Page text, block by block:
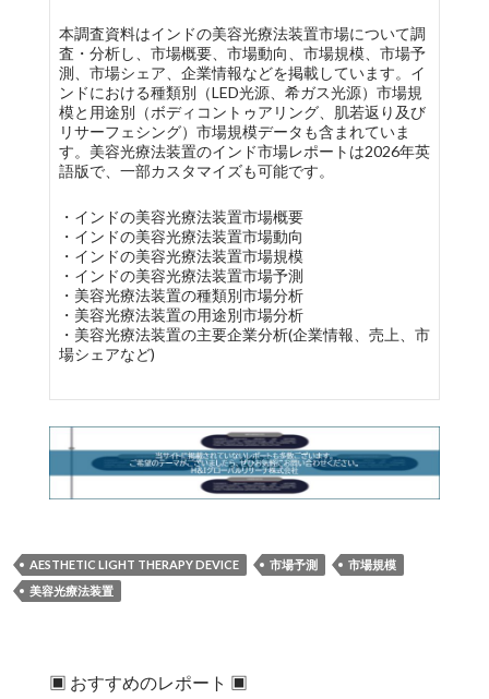
本調査資料はインドの美容光療法装置市場について調
査・分析し、市場概要、市場動向、市場規模、市場予
測、市場シェア、企業情報などを掲載しています。イ
ンドにおける種類別（LED光源、希ガス光源）市場規
模と用途別（ボディコントゥアリング、肌若返り及び
リサーフェシング）市場規模データも含まれていま
す。美容光療法装置のインド市場レポートは2026年英
語版で、一部カスタマイズも可能です。
・インドの美容光療法装置市場概要
・インドの美容光療法装置市場動向
・インドの美容光療法装置市場規模
・インドの美容光療法装置市場予測
・美容光療法装置の種類別市場分析
・美容光療法装置の用途別市場分析
・美容光療法装置の主要企業分析(企業情報、売上、市
場シェアなど)
AESTHETIC LIGHT THERAPY DEVICE 市場予測
市場規模
美容光療法装置
▣ おすすめのレポート ▣